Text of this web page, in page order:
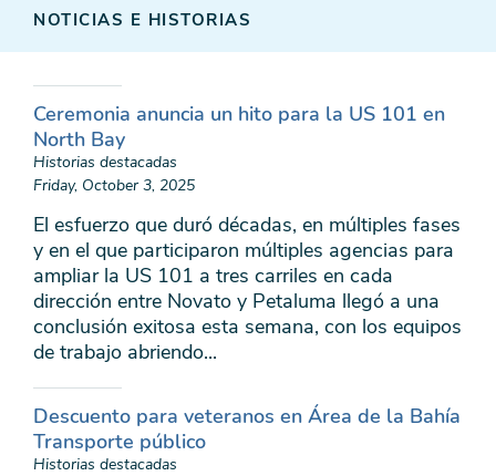
NOTICIAS E HISTORIAS
Ceremonia anuncia un hito para la US 101 en
North Bay
Historias destacadas
Friday, October 3, 2025
El esfuerzo que duró décadas, en múltiples fases
y en el que participaron múltiples agencias para
ampliar la US 101 a tres carriles en cada
dirección entre Novato y Petaluma llegó a una
conclusión exitosa esta semana, con los equipos
de trabajo abriendo...
Descuento para veteranos en Área de la Bahía
Transporte público
Historias destacadas